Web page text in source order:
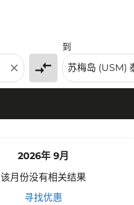
close compare_arrows
到
2026年 9月
该月份没有相关结果
寻找优惠